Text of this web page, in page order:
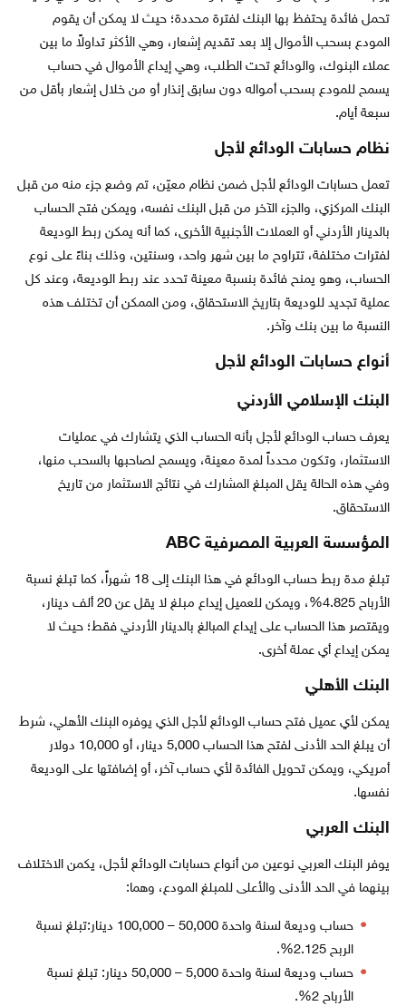
تحمل فائدة يحتفظ بها البنك لفترة محددة؛ حيث لا يمكن أن يقوم
المودع بسحب الأموال إلا بعد تقديم إشعار، وهي الأكثر تداولاً ما بين
عملاء البنوك، والودائع تحت الطلب، وهي إيداع الأموال في حساب
يسمح للمودع بسحب أمواله دون سابق إنذار أو من خلال إشعار بأقل من
سبعة أيام.
نظام حسابات الودائع لأجل
تعمل حسابات الودائع لأجل ضمن نظام معيّن، تم وضع جزء منه من قبل
البنك المركزي، والجزء الآخر من قبل البنك نفسه، ويمكن فتح الحساب
بالدينار الأردني أو العملات الأجنبية الأخرى، كما أنه يمكن ربط الوديعة
لفترات مختلفة، تتراوح ما بين شهر واحد، وسنتين، وذلك بناءً على نوع
الحساب، وهو يمنح فائدة بنسبة معينة تحدد عند ربط الوديعة، وعند كل
عملية تجديد للوديعة بتاريخ الاستحقاق، ومن الممكن أن تختلف هذه
النسبة ما بين بنك وآخر.
أنواع حسابات الودائع لأجل
البنك الإسلامي الأردني
يعرف حساب الودائع لأجل بأنه الحساب الذي يتشارك في عمليات
الاستثمار، وتكون محدداً لمدة معينة، ويسمح لصاحبها بالسحب منها،
وفي هذه الحالة يقل المبلغ المشارك في نتائج الاستثمار من تاريخ
الاستحقاق.
المؤسسة العربية المصرفية ABC
تبلغ مدة ربط حساب الودائع في هذا البنك إلى 18 شهراً، كما تبلغ نسبة
الأرباح 4.825%، ويمكن للعميل إيداع مبلغ لا يقل عن 20 ألف دينار،
ويقتصر هذا الحساب على إيداع المبالغ بالدينار الأردني فقط؛ حيث لا
يمكن إيداع أي عملة أخرى.
البنك الأهلي
يمكن لأي عميل فتح حساب الودائع لأجل الذي يوفره البنك الأهلي، شرط
أن يبلغ الحد الأدنى لفتح هذا الحساب 5,000 دينار، أو 10,000 دولار
أمريكي، ويمكن تحويل الفائدة لأي حساب آخر، أو إضافتها على الوديعة
نفسها.
البنك العربي
يوفر البنك العربي نوعين من أنواع حسابات الودائع لأجل، يكمن الاختلاف
بينهما في الحد الأدنى والأعلى للمبلغ المودع، وهما:
حساب وديعة لسنة واحدة 50,000 – 100,000 دينار:تبلغ نسبة
الربح 2.125%.
حساب وديعة لسنة واحدة 5,000 – 50,000 دينار: تبلغ نسبة
الأرباح 2%.